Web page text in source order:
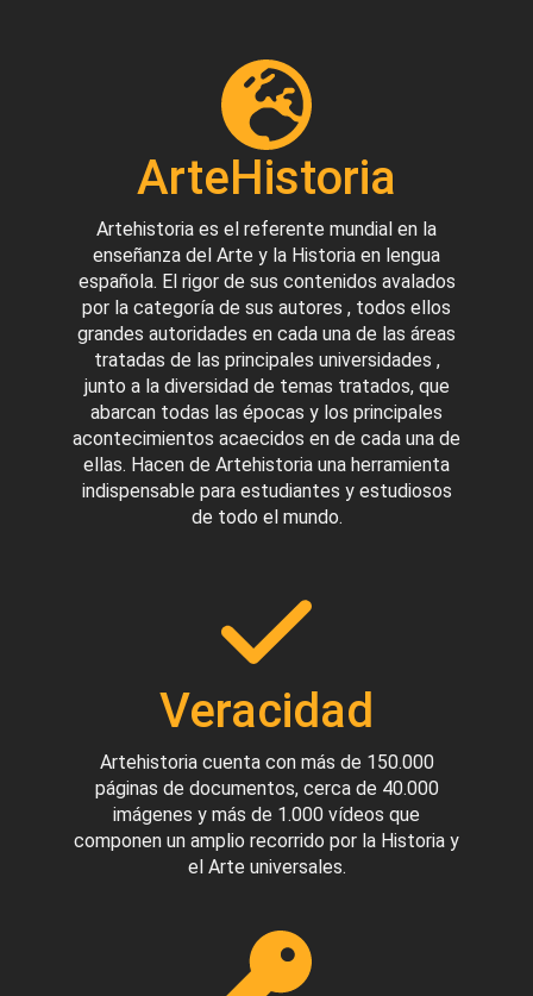
ArteHistoria
Artehistoria es el referente mundial en la
enseñanza del Arte y la Historia en lengua
española. El rigor de sus contenidos avalados
por la categoría de sus autores , todos ellos
grandes autoridades en cada una de las áreas
tratadas de las principales universidades ,
junto a la diversidad de temas tratados, que
abarcan todas las épocas y los principales
acontecimientos acaecidos en de cada una de
ellas. Hacen de Artehistoria una herramienta
indispensable para estudiantes y estudiosos
de todo el mundo.
Veracidad
Artehistoria cuenta con más de 150.000
páginas de documentos, cerca de 40.000
imágenes y más de 1.000 vídeos que
componen un amplio recorrido por la Historia y
el Arte universales.